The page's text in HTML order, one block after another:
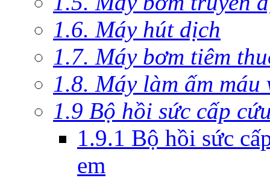
1.6. Máy hút dịch
1.7. Máy bơm tiêm
1.8. Máy làm ấm máu
1.9 Bộ hồi sức cấp
1.9.1 Bộ hồi sức
em